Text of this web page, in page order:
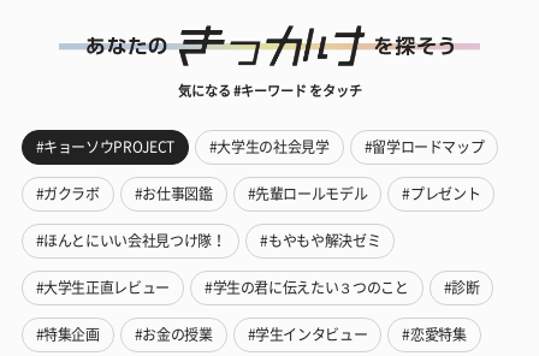
気になる #キーワード をタッチ
#キョーソウPROJECT #大学生の社会見学 #留学ロードマップ
#ガクラボ #お仕事図鑑 #先輩ロールモデル #プレゼント
#ほんとにいい会社見つけ隊！ #もやもや解決ゼミ
#大学生正直レビュー #学生の君に伝えたい３つのこと #診断
#特集企画 #お金の授業 #学生インタビュー #恋愛特集